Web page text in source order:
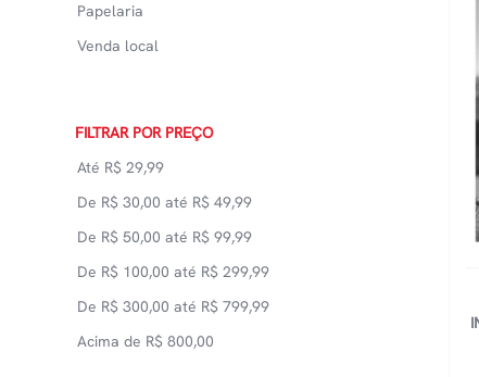
Papelaria
Venda local
FILTRAR POR PREÇO
Até R$ 29,99
De R$ 30,00 até R$ 49,99
De R$ 50,00 até R$ 99,99
De R$ 100,00 até R$ 299,99
De R$ 300,00 até R$ 799,99
Acima de R$ 800,00